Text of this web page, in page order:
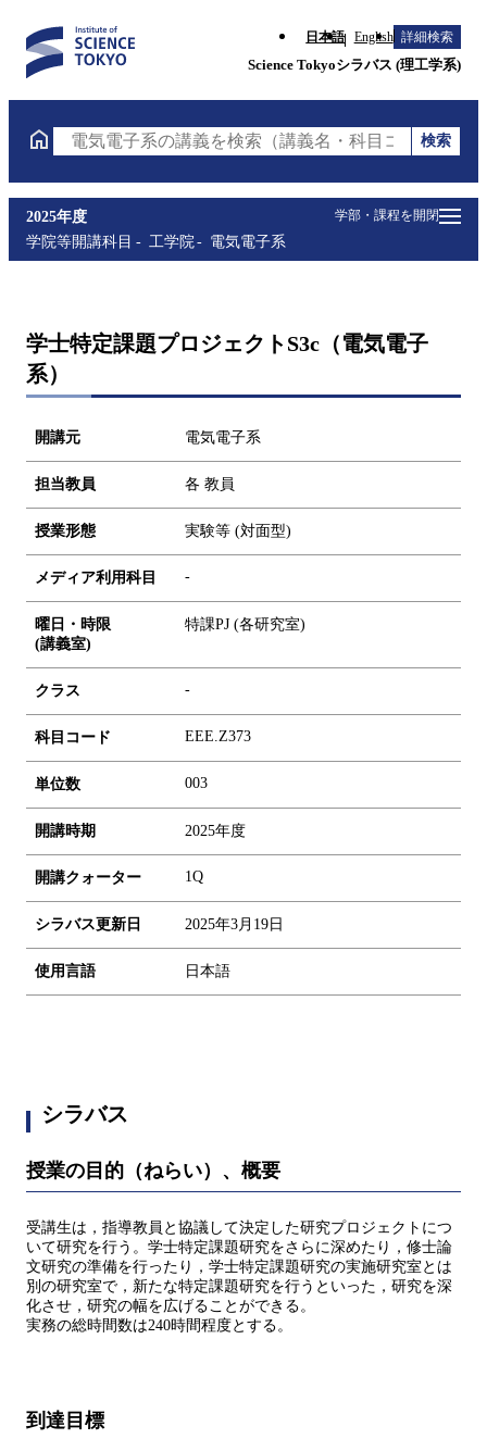
日本語 English 詳細検索
Science Tokyoシラバス (理工学系)
電気電子系の講義を検索（講義名・科目コード・担当
検索
学部・課程を開閉
2025年度
学院等開講科目
工学院 電気電子系
学士特定課題プロジェクトS3c（電気電子
系）
開講元 電気電子系
担当教員 各 教員
授業形態 実験等 (対面型)
メディア利用科目 -
曜日・時限
(講義室)
特課PJ (各研究室)
クラス -
科目コード EEE.Z373
単位数 003
開講時期 2025年度
開講クォーター 1Q
シラバス更新日 2025年3月19日
使用言語 日本語
シラバス
授業の目的（ねらい）、概要
受講生は，指導教員と協議して決定した研究プロジェクトにつ
いて研究を行う。学士特定課題研究をさらに深めたり，修士論
文研究の準備を行ったり，学士特定課題研究の実施研究室とは
別の研究室で，新たな特定課題研究を行うといった，研究を深
化させ，研究の幅を広げることができる。
実務の総時間数は240時間程度とする。
到達目標